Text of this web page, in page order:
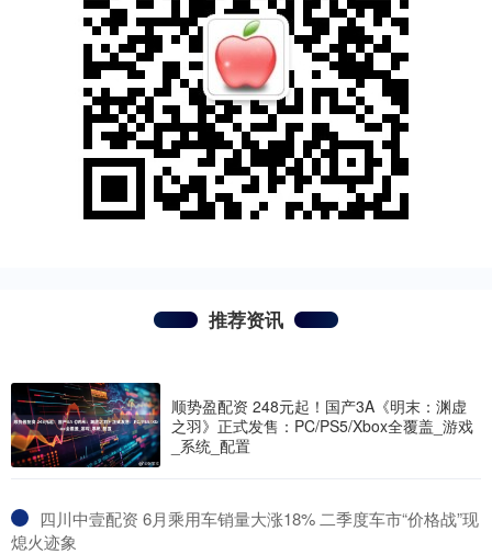
推荐资讯
顺势盈配资 248元起！国产3A《明末：渊虚
之羽》正式发售：PC/PS5/Xbox全覆盖_游戏
_系统_配置
​四川中壹配资 6月乘用车销量大涨18% 二季度车市“价格战”现
熄火迹象